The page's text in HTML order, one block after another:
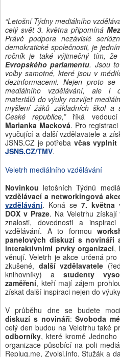
“Letošní Týdny mediálního
celý svět 3. května připomíná
Právě podpora nezávislé
demokratické společnosti, je
ročník je také výjimečný tím, že
Evropského parlamentu. Jsou
volby samotné, které jsou v
dezinformacemi. Nejen proto
mediálního vzdělávání, ale i
materiálů do výuky rozvíjet
myšlení žáků základních škol a
České republice,”říká vedoucí
Marianka Macková. Pro
vyučující a další vzdělavatele a
JSNS.CZ je potřeba včas vyplnit
JSNS.CZ/TMV.
Veletrh mediálního vzdělávání
Novinkou letošních Týdnů
vzdělávací a networkingová
vzdělávání. Koná se 7. května
DOX v Praze. Na Veletrhu
znalosti, dovednosti a
vzdělávání. A to formou
panelových diskuzí s novináři
interaktivními prvky organizací,
věnují. Veletrh je akce určená pro
zkušené, další vzdělavatele
knihovníky) a studenty
zaměření, kteří mají zájem
získat další inspiraci nejen do
V průběhu dne se budete
diskuzí s novináři:Svoboda
celý den budou na Veletrhu také
odborníky, které kromě
organizace působící na poli
Replug.me, Zvolsi.info, Stužák a